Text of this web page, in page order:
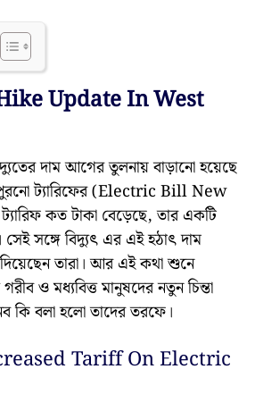
Update In West
দাম আগের তুলনায় বাড়ানো হয়েছে
ট্যারিফের (Electric Bill New
কত টাকা বেড়েছে, তার একটি
সেই সঙ্গে বিদ্যুৎ এর এই হঠাৎ দাম
দিয়েছেন তারা। আর এই কথা শুনে
ও মধ্যবিত্ত মানুষদের নতুন চিন্তা
কি বলা হলো তাদের তরফে।
Tariff On Electric